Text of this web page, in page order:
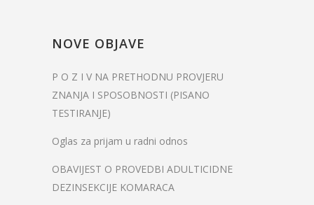
NOVE OBJAVE
P O Z I V NA PRETHODNU PROVJERU
ZNANJA I SPOSOBNOSTI (PISANO
TESTIRANJE)
Oglas za prijam u radni odnos
OBAVIJEST O PROVEDBI ADULTICIDNE
DEZINSEKCIJE KOMARACA